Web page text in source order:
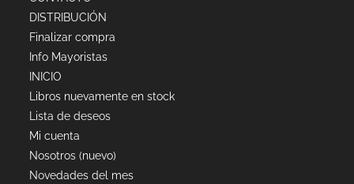
DISTRIBUCIÓN
Finalizar compra
Info Mayoristas
INICIO
Libros nuevamente en stock
Lista de deseos
Mi cuenta
Nosotros (nuevo)
Novedades del mes